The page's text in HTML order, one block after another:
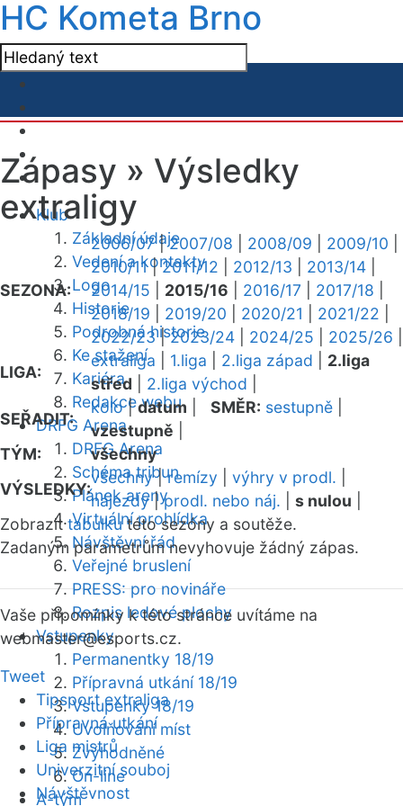
HC Kometa Brno
Klub
Základní údaje
Vedení a kontakty
Logo
Historie
Podrobná historie
Ke stažení
Kariéra
Redakce webu
DRFG Arena
DRFG Arena
Schéma tribun
Plánek areny
Virtuální prohlídka
Návštěvní řád
Veřejné bruslení
PRESS: pro novináře
Rozpis ledové plochy
Vstupenky
Permanentky 18/19
Přípravná utkání 18/19
Vstupenky 18/19
Uvolňování míst
Zvýhodněné
On-line
A-tým
Zápasy » Výsledky
extraligy
SEZONA:
2006/07|2007/08 2008/09 2009/10
2010/11|2011/12 2012/13 2013/14
2014/15
2015/16 2016/17 2017/18
2018/19
2019/20 2020/21 2021/22
2022/23|2023/24 2024/25 2025/26
LIGA:
extraliga 1.liga 2.liga západ
2.liga
střed
2.liga východ
SEŘADIT:
kolo|datum SMĚR: sestupně
vzestupně
TÝM:
všechny
VÝSLEDKY:
všechny|remízy výhry v prodl.
nájezdy|prodl. nebo náj. s nulou
Zobrazittabulkutéto sezóny a soutěže.
Zadaným parametrům nevyhovuje žádný zápas.
Vaše připomínky k této stránce uvítáme na
webmaster@esports.cz.
Tweet
Tipsport extraliga
Přípravná utkání
Liga mistrů
Univerzitní souboj
Návštěvnost